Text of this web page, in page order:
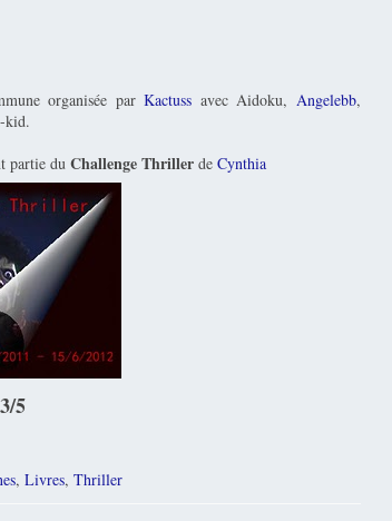
organisée parKactuss avec Aidoku, Angelebb,
kid.
partie du Challenge Thrillerde Cynthia
3/5
, Livres, Thriller